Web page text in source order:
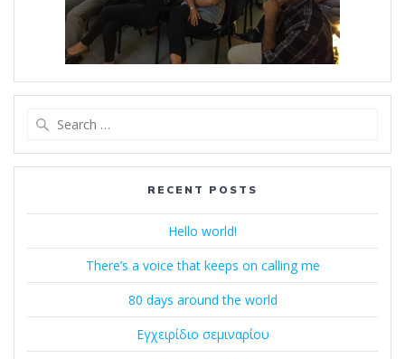
RECENT POSTS
Hello world!
There’s a voice that keeps on calling me
80 days around the world
Εγχειρίδιο σεμιναρίου